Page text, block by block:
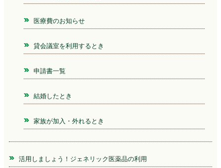
医療費のお知らせ
貸会議室を利用するとき
申請書一覧
結婚したとき
家族が加入・外れるとき
活用しましょう！ジェネリック医薬品の利用